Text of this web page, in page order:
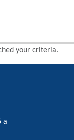
your criteria.
a